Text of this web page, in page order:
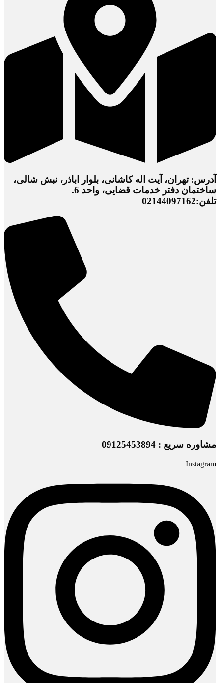
آدرس: تهران، آیت اله کاشانی، بلوار اباذر، نبش شالی،
ساختمان دفتر خدمات قضایی، واحد 6.
تلفن:02144097162
مشاوره سریع : 09125453894
Instagram